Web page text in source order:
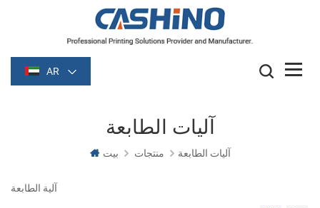
AR
آليات الطابعة
بيت منتجات آليات الطابعة
آلية الطابعة